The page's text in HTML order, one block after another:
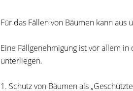
Für das Fällen von Bäumen kann
Eine Fällgenehmigung ist vor allem
unterliegen.
1. Schutz von Bäumen als